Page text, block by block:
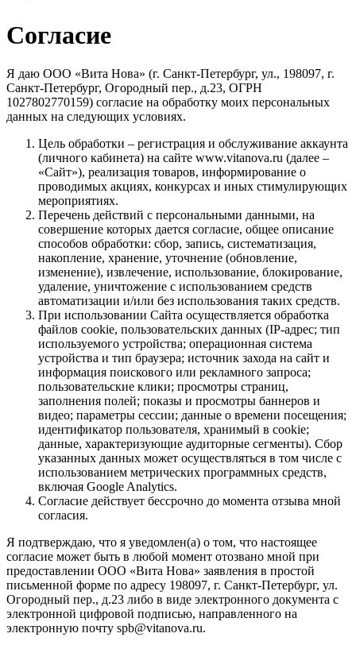
Согласие
Я даю ООО «Вита Нова» (г. Санкт-Петербург, ул., 198097, г.
Санкт-Петербург, Огородный пер., д.23, ОГРН
1027802770159) согласие на обработку моих персональных
данных на следующих условиях.
Цель обработки – регистрация и обслуживание аккаунта
(личного кабинета) на сайте www.vitanova.ru (далее –
«Сайт»), реализация товаров, информирование о
проводимых акциях, конкурсах и иных стимулирующих
мероприятиях.
Перечень действий с персональными данными, на
совершение которых дается согласие, общее описание
способов обработки: сбор, запись, систематизация,
накопление, хранение, уточнение (обновление,
изменение), извлечение, использование, блокирование,
удаление, уничтожение с использованием средств
автоматизации и/или без использования таких средств.
При использовании Сайта осуществляется обработка
файлов cookie, пользовательских данных (IP-адрес; тип
используемого устройства; операционная система
устройства и тип браузера; источник захода на сайт и
информация поискового или рекламного запроса;
пользовательские клики; просмотры страниц,
заполнения полей; показы и просмотры баннеров и
видео; параметры сессии; данные о времени посещения;
идентификатор пользователя, хранимый в cookie;
данные, характеризующие аудиторные сегменты). Сбор
указанных данных может осуществляться в том числе с
использованием метрических программных средств,
включая Google Analytics.
Согласие действует бессрочно до момента отзыва мной
согласия.
Я подтверждаю, что я уведомлен(а) о том, что настоящее
согласие может быть в любой момент отозвано мной при
предоставлении ООО «Вита Нова» заявления в простой
письменной форме по адресу 198097, г. Санкт-Петербург, ул.
Огородный пер., д.23 либо в виде электронного документа с
электронной цифровой подписью, направленного на
электронную почту spb@vitanova.ru.